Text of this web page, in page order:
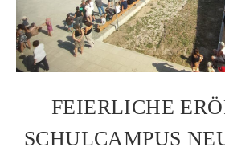
FEIERLICHE
SCHULCAMPUS